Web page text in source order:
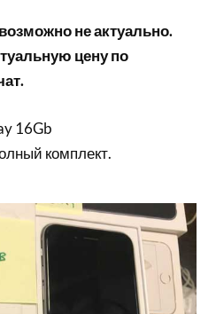
не актуально.
цену по
16Gb
комплект.